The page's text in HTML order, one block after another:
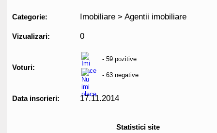
Categorie: Imobiliare > Agentii imobiliare
Vizualizari: 0
Voturi:
- 59 pozitive
- 63 negative
Data inscrieri: 17.11.2014
Statistici site